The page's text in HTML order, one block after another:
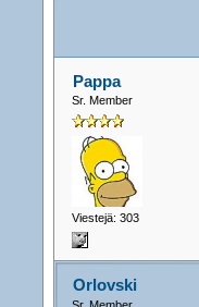
Pappa
Sr. Member
Viestejä: 303
Orlovski